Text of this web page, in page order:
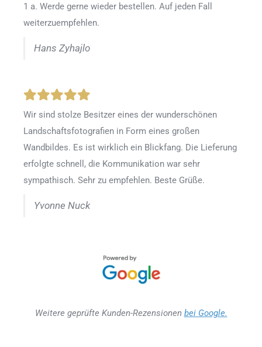
1 a. Werde gerne wieder bestellen. Auf jeden Fall
weiterzuempfehlen.
Hans Zyhajlo
Wir sind stolze Besitzer eines der wunderschönen
Landschaftsfotografien in Form eines großen
Wandbildes. Es ist wirklich ein Blickfang. Die Lieferung
erfolgte schnell, die Kommunikation war sehr
sympathisch. Sehr zu empfehlen. Beste Grüße.
Yvonne Nuck
Weitere geprüfte Kunden-Rezensionen bei Google.